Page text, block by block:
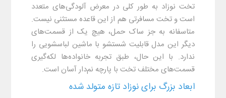
تخت نوزاد به طور کلی در معرض آلودگی‌های متعدد
است و تخت مسافرتی هم از این قاعده مستثنی نیست.
متاسفانه به جز ساک حمل، هیچ یک از قسمت‌های
دیگر این مدل قابلیت شستشو با ماشین لباسشویی را
ندارد. با این حال، طبق تجربه خانواده‌ها لکه‌گیری
قسمت‌های مختلف تخت با پارچه نم‌دار آسان است.
ابعاد بزرگ برای نوزاد تازه متولد شده